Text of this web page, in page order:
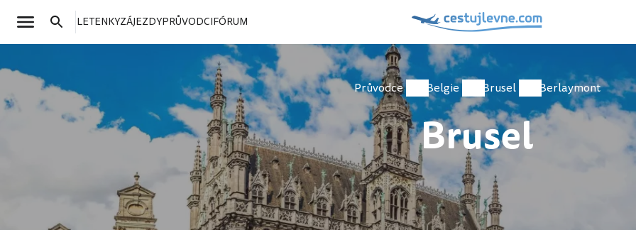
LETENKYZÁJEZDYPRŮVODCIFÓRUM
Průvodce Belgie Brusel Berlaymont
Brusel